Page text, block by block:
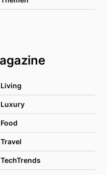
Living
Luxury
Food
Travel
TechTrends